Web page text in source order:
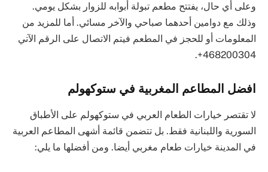
وعلى أي حال، يفتتح مطعم تبولة أبوابه للزوار بشكل يومي.
وذلك مع دوامين أحدهما صباحي واﻵخر مسائي. أما للمزيد من
المعلومات أو للحجز في المطعم فيتم الاتصال على الرقم اﻵتي
468200304+.
افضل المطاعم المغربية في ستوكهولم
لا تقتصر خيارات الطعام العربي في ستوكهولم على الأطباق
السورية واللبنانية فقط. بل تتضمن قائمة أشهى المطاعم العربية
في المدينة خيارات طعام مغربي أيضا. ومن أفضلها ما يلي: